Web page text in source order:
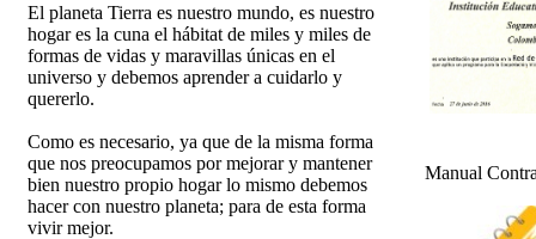
El planeta Tierra es nuestro mundo, es nuestro
hogar es la cuna el hábitat de miles y miles de
formas de vidas y maravillas únicas en el
universo y debemos aprender a cuidarlo y
quererlo.
Como es necesario, ya que de la misma forma
que nos preocupamos por mejorar y mantener
bien nuestro propio hogar lo mismo debemos
hacer con nuestro planeta; para de esta forma
vivir mejor.
Manual